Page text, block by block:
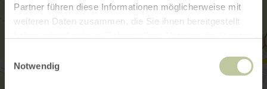
Partner führen diese Informationen möglicherweise mit
weiteren Daten zusammen, die Sie ihnen bereitgestellt
Notwendig